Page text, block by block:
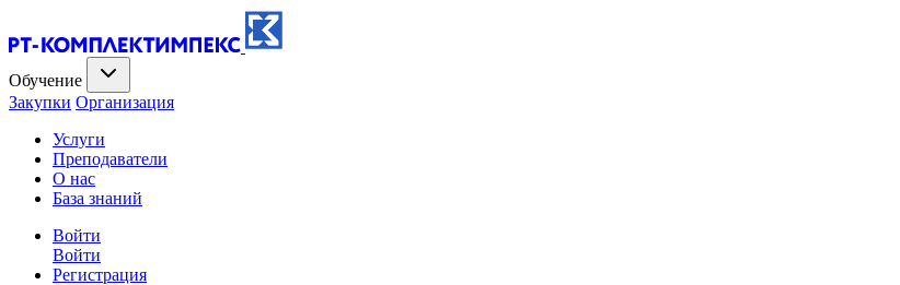
Обучение
Закупки Организация
Услуги
Преподаватели
О нас
База знаний
Войти
Войти
Регистрация